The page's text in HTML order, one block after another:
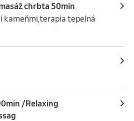
chrbta 50min
kameňmi,terapia tepelná
/Relaxing